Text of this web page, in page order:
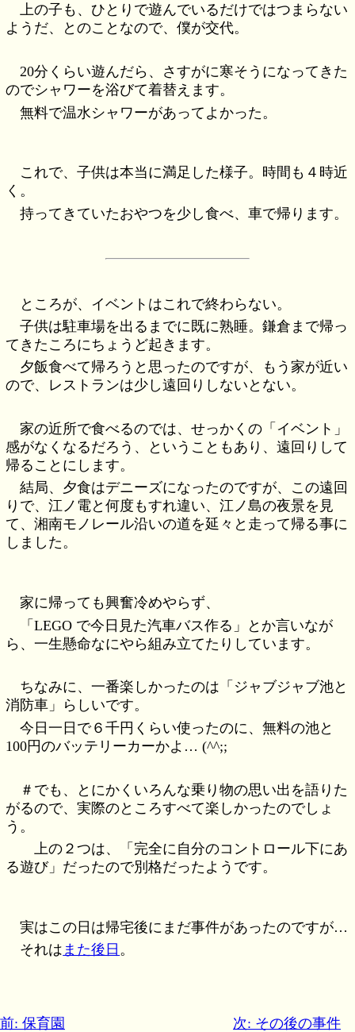
上の子も、ひとりで遊んでいるだけではつまらない
ようだ、とのことなので、僕が交代。
20分くらい遊んだら、さすがに寒そうになってきた
のでシャワーを浴びて着替えます。
無料で温水シャワーがあってよかった。
これで、子供は本当に満足した様子。時間も４時近
く。
持ってきていたおやつを少し食べ、車で帰ります。
ところが、イベントはこれで終わらない。
子供は駐車場を出るまでに既に熟睡。鎌倉まで帰っ
てきたころにちょうど起きます。
夕飯食べて帰ろうと思ったのですが、もう家が近い
ので、レストランは少し遠回りしないとない。
家の近所で食べるのでは、せっかくの「イベント」
感がなくなるだろう、ということもあり、遠回りして
帰ることにします。
結局、夕食はデニーズになったのですが、この遠回
りで、江ノ電と何度もすれ違い、江ノ島の夜景を見
て、湘南モノレール沿いの道を延々と走って帰る事に
しました。
家に帰っても興奮冷めやらず、
「LEGO で今日見た汽車バス作る」とか言いなが
ら、一生懸命なにやら組み立てたりしています。
ちなみに、一番楽しかったのは「ジャブジャブ池と
消防車」らしいです。
今日一日で６千円くらい使ったのに、無料の池と
100円のバッテリーカーかよ… (^^;;
＃でも、とにかくいろんな乗り物の思い出を語りた
がるので、実際のところすべて楽しかったのでしょ
う。
上の２つは、「完全に自分のコントロール下にあ
る遊び」だったので別格だったようです。
実はこの日は帰宅後にまだ事件があったのですが…
それは また後日 。
前: 保育園 次: その後の事件